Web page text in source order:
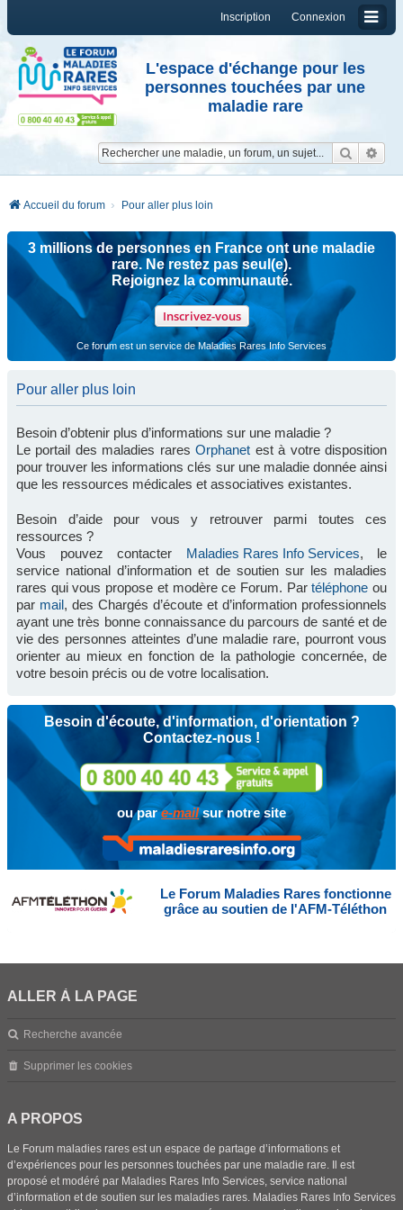
Connexion
Inscription
L'espace d'échange pour les
personnes touchées par une
maladie rare
Accueil du forum Pour aller plus loin
3 millions de personnes en France ont une maladie
rare. Ne restez pas seul(e).
Rejoignez la communauté.
Inscrivez-vous
Ce forum est un service de Maladies Rares Info Services
Pour aller plus loin
Besoin d’obtenir plus d’informations sur une maladie ?
Le portail des maladies raresOrphanet est à votre disposition
pour trouver les informations clés sur une maladie donnée ainsi
que les ressources médicales et associatives existantes.
Besoin d’aide pour vous y retrouver parmi toutes ces
ressources ?
Vous pouvez contacter Maladies Rares Info Services, le
service national d’information et de soutien sur les maladies
rares qui vous propose et modère ce Forum. Partéléphone ou
par mail, des Chargés d’écoute et d’information professionnels
ayant une très bonne connaissance du parcours de santé et de
vie des personnes atteintes d’une maladie rare, pourront vous
orienter au mieux en fonction de la pathologie concernée, de
votre besoin précis ou de votre localisation.
Besoin d'écoute, d'information, d'orientation ?
Contactez-nous !
ou pare-mailsur notre site
Le Forum Maladies Rares fonctionne
grâce au soutien de l'AFM-Téléthon
ALLER À LA PAGE
Recherche avancée
Supprimer les cookies
A PROPOS
Le Forum maladies rares est un espace de partage d’informations et
d’expériences pour les personnes touchées par une maladie rare. Il est
proposé et modéré par Maladies Rares Info Services, service national
d’information et de soutien sur les maladies rares. Maladies Rares Info Services